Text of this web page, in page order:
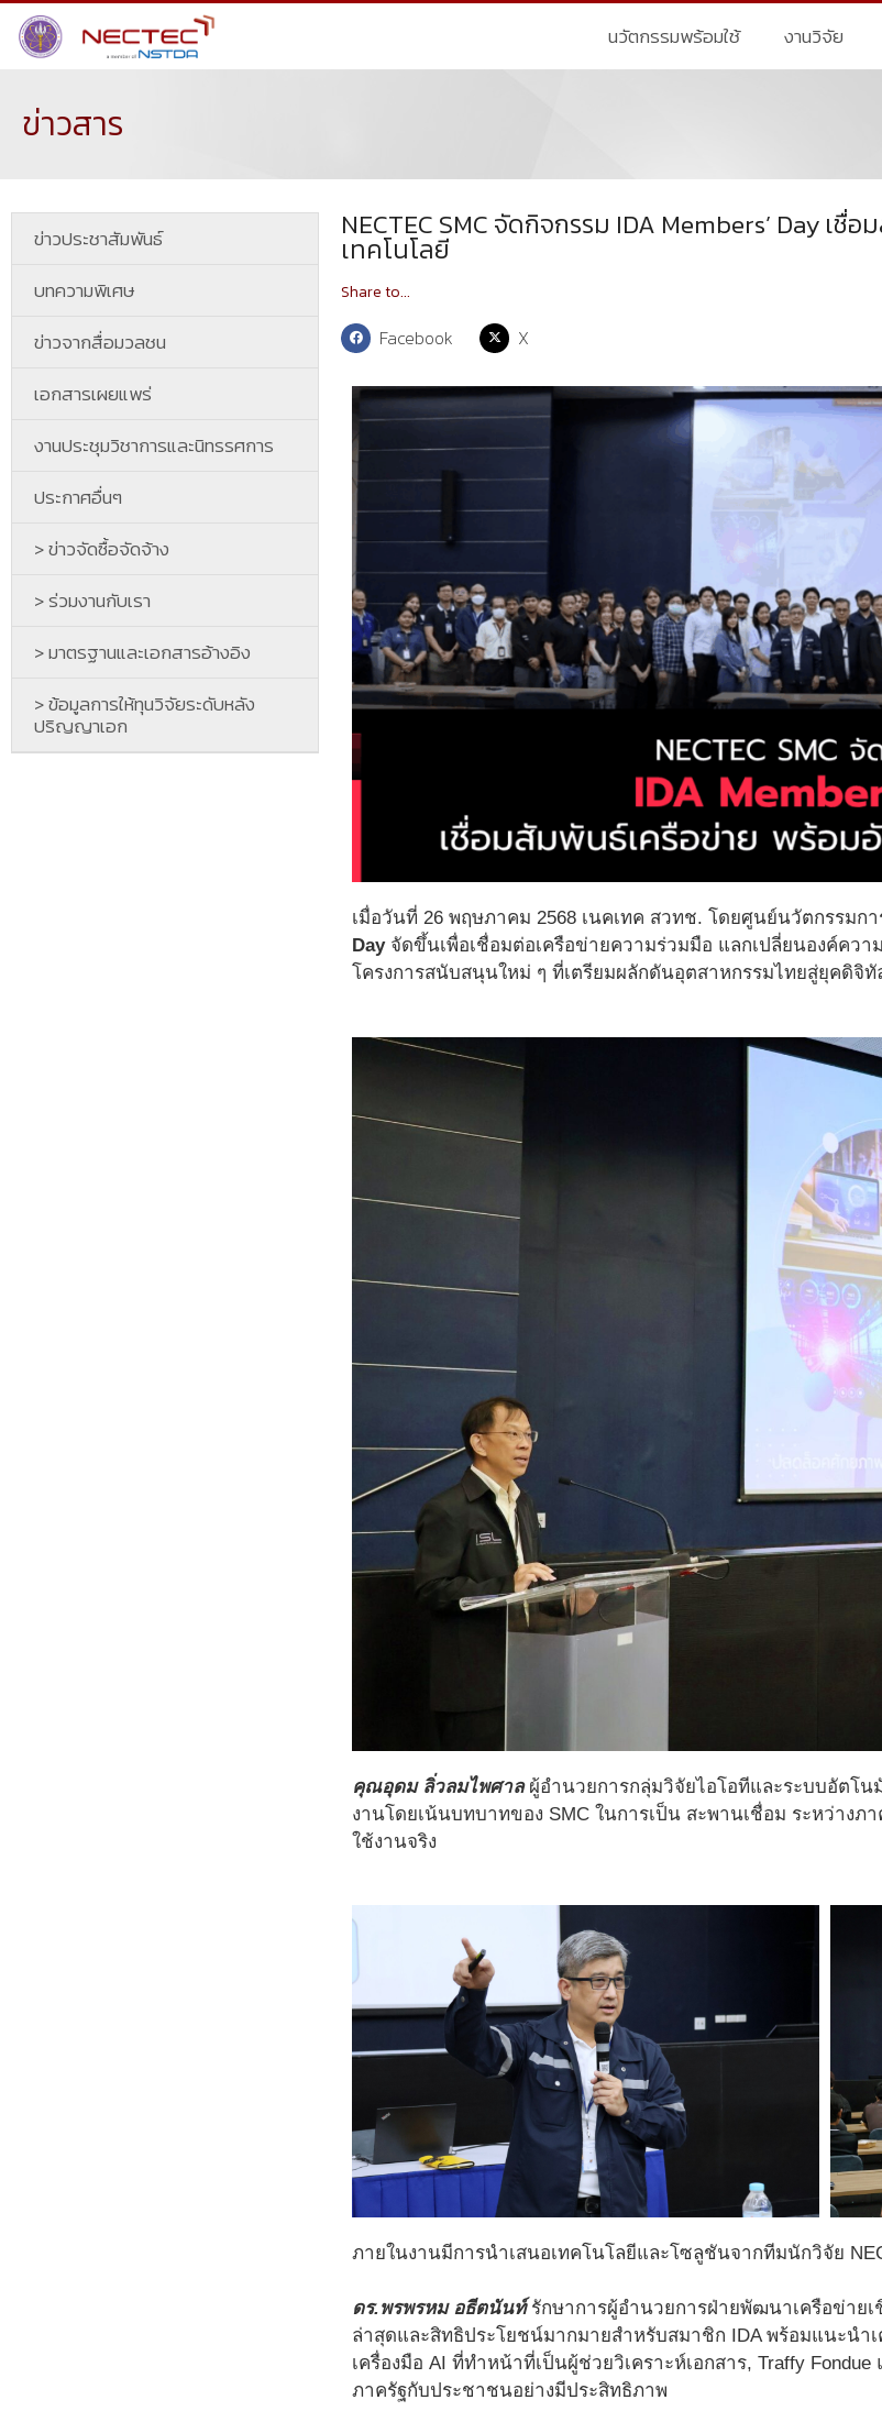
นวัตกรรมพร้อมใช้ งานวิจัย
ข่าวสาร
ข่าวประชาสัมพันธ์
บทความพิเศษ
ข่าวจากสื่อมวลชน
เอกสารเผยแพร่
งานประชุมวิชาการและนิทรรศการ
ประกาศอื่นๆ
> ข่าวจัดซื้อจัดจ้าง
> ร่วมงานกับเรา
> มาตรฐานและเอกสารอ้างอิง
> ข้อมูลการให้ทุนวิจัยระดับหลัง
ปริญญาเอก
NECTEC SMC จัดกิจกรรม IDA Members’ Day เ
เทคโนโลยี
Share to...
Facebook X
เมื่อวันที่ 26 พฤษภาคม 2568 เนคเทค สวทช. โดยศูนย์นวัตกรรมก
Dayจัดขึ้นเพื่อเชื่อมต่อเครือข่ายความร่วมมือ แลกเปลี่ยนองค์ควา
โครงการสนับสนุนใหม่ ๆ ที่เตรียมผลักดันอุตสาหกรรมไทยสู่ยุคดิจิทั
คุณอุดม ลิ่วลมไพศาลผู้อำนวยการกลุ่มวิจัยไอโอทีและระบบอัตโน
งานโดยเน้นบทบาทของ SMC ในการเป็น สะพานเชื่อม ระหว่างภ
ใช้งานจริง
ภายในงานมีการนำเสนอเทคโนโลยีและโซลูชันจากทีมนักวิจัย
ดร.พรพรหม อธีตนันท์รักษาการผู้อำนวยการฝ่ายพัฒนาเครือข่ายเ
ล่าสุดและสิทธิประโยชน์มากมายสำหรับสมาชิก IDA พร้อมแนะนำ
เครื่องมือ AI ที่ทำหน้าที่เป็นผู้ช่วยวิเคราะห์เอกสาร, Traffy
ภาครัฐกับประชาชนอย่างมีประสิทธิภาพ